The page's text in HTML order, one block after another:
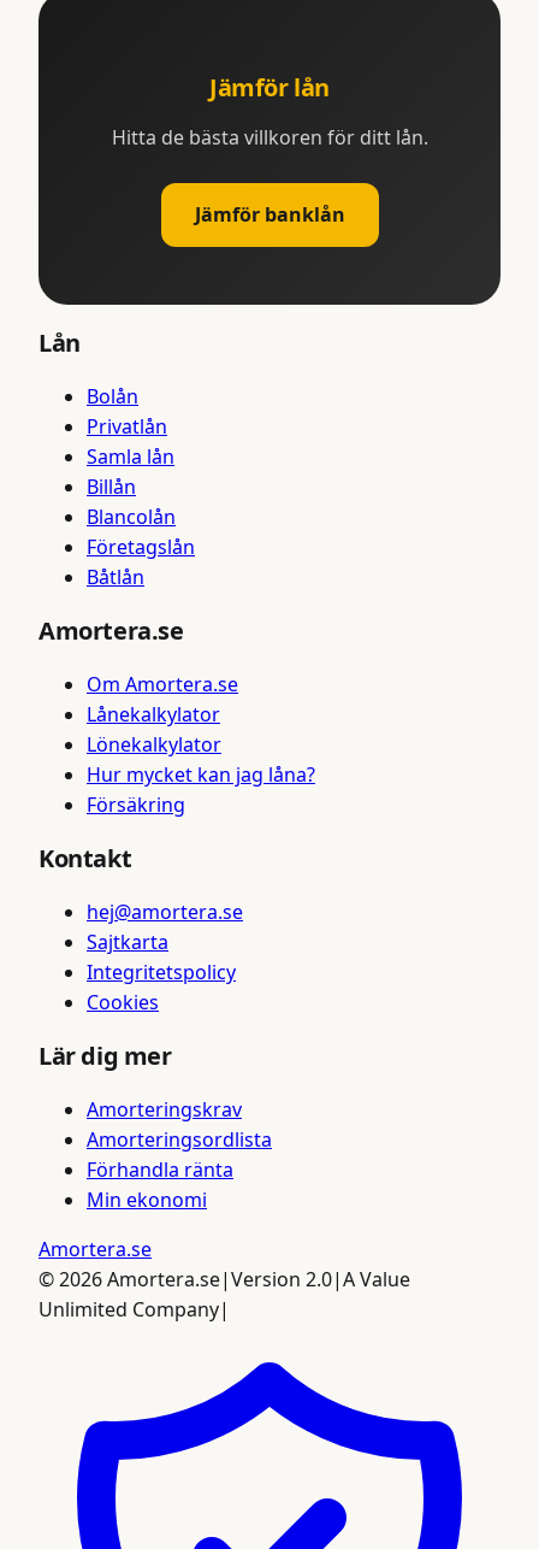
Jämför lån
Hitta de bästa villkoren för ditt lån.
Jämför banklån
Lån
Bolån
Privatlån
Samla lån
Billån
Blancolån
Företagslån
Båtlån
Amortera.se
Om Amortera.se
Lånekalkylator
Lönekalkylator
Hur mycket kan jag låna?
Försäkring
Kontakt
hej@amortera.se
Sajtkarta
Integritetspolicy
Cookies
Lär dig mer
Amorteringskrav
Amorteringsordlista
Förhandla ränta
Min ekonomi
Amortera.se
©2026Amortera.se|Version 2.0|A Value
Unlimited Company|